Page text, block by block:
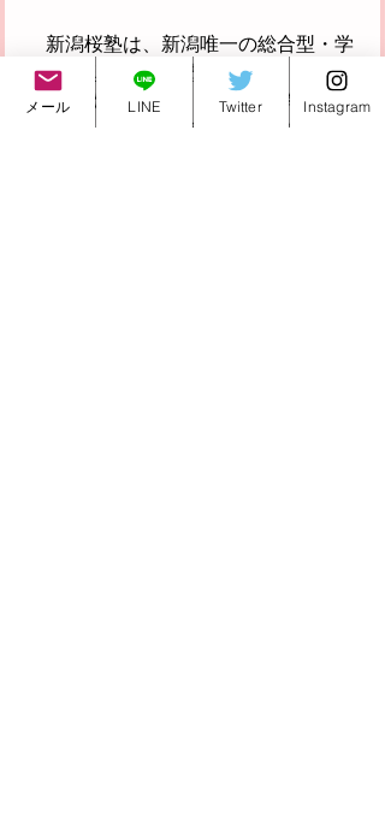
新潟桜塾は、新潟唯一の総合型・学
校推薦型選抜対策塾ですので、いつで
もご相談ください！！正しい学習方法
はマンツーマン指導で身に付けます！
メール LINE Twitter Instagram